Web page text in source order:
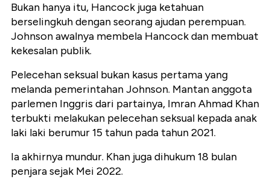
Bukan hanya itu, Hancock juga ketahuan
berselingkuh dengan seorang ajudan perempuan.
Johnson awalnya membela Hancock dan membuat
kekesalan publik.
Pelecehan seksual bukan kasus pertama yang
melanda pemerintahan Johnson. Mantan anggota
parlemen Inggris dari partainya, Imran Ahmad Khan
terbukti melakukan pelecehan seksual kepada anak
laki laki berumur 15 tahun pada tahun 2021.
Ia akhirnya mundur. Khan juga dihukum 18 bulan
penjara sejak Mei 2022.